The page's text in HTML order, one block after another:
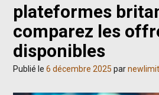
plateformes
comparez les
disponibles
Publié le 6 décembre 2025 par